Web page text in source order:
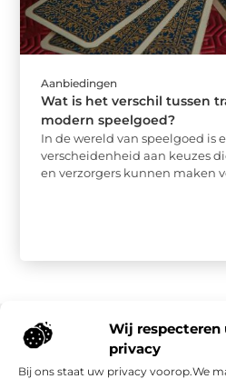
Wij respecteren
privacy
Bij ons staat uw privacy voorop.We
Aanbiedingen
Wat is het verschil tussen
modern speelgoed?
In de wereld van speelgoed is
verscheidenheid aan keuzes
en verzorgers kunnen maken
Onze informatie